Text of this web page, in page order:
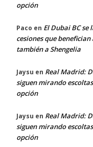
opción
Paco en El Dubai BC
cesiones que
también a Shengelia
Jaysu en Real Madrid:
siguen mirando
opción
Jaysu en Real Madrid:
siguen mirando
opción